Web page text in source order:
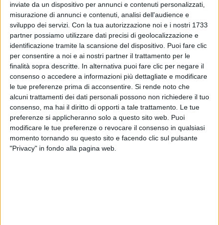
inviate da un dispositivo per annunci e contenuti personalizzati,
misurazione di annunci e contenuti, analisi dell'audience e
sviluppo dei servizi. Con la tua autorizzazione noi e i nostri 1733
partner possiamo utilizzare dati precisi di geolocalizzazione e
identificazione tramite la scansione del dispositivo. Puoi fare clic
per consentire a noi e ai nostri partner il trattamento per le
finalità sopra descritte. In alternativa puoi fare clic per negare il
consenso o accedere a informazioni più dettagliate e modificare
le tue preferenze prima di acconsentire. Si rende noto che
alcuni trattamenti dei dati personali possono non richiedere il tuo
consenso, ma hai il diritto di opporti a tale trattamento. Le tue
preferenze si applicheranno solo a questo sito web. Puoi
modificare le tue preferenze o revocare il consenso in qualsiasi
momento tornando su questo sito e facendo clic sul pulsante
"Privacy" in fondo alla pagina web.
VIDEO